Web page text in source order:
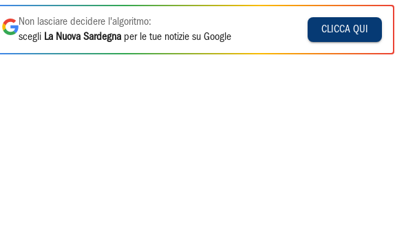
Non lasciare decidere l'algoritmo:
scegli La Nuova Sardegna per le tue notizie su Google
CLICCA QUI